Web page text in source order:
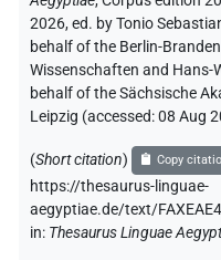
2026, ed. by Tonio
behalf of the Berlin-
Wissenschaften and Hans-
behalf of the Sächsische
Leipzig (accessed:08 Aug
(Short citation) Copy
https://thesaurus-linguae-
aegyptiae.de/text/
in: Thesaurus Linguae